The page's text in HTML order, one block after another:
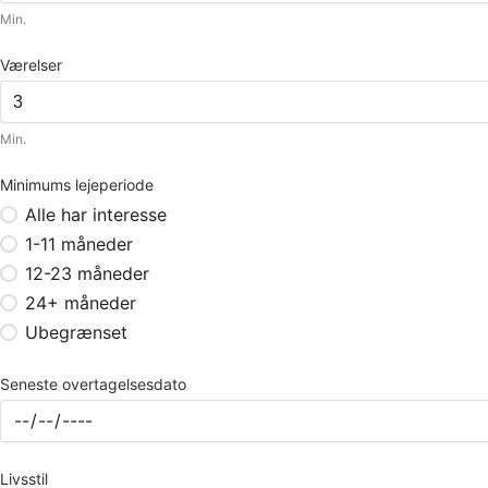
Min.
Værelser
Min.
Minimums lejeperiode
Alle har interesse
1-11 måneder
12-23 måneder
24+ måneder
Ubegrænset
Seneste overtagelsesdato
Livsstil